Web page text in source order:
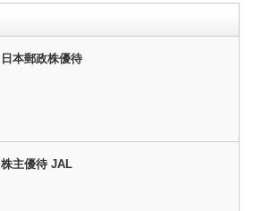
日本郵政株優待
株主優待 JAL